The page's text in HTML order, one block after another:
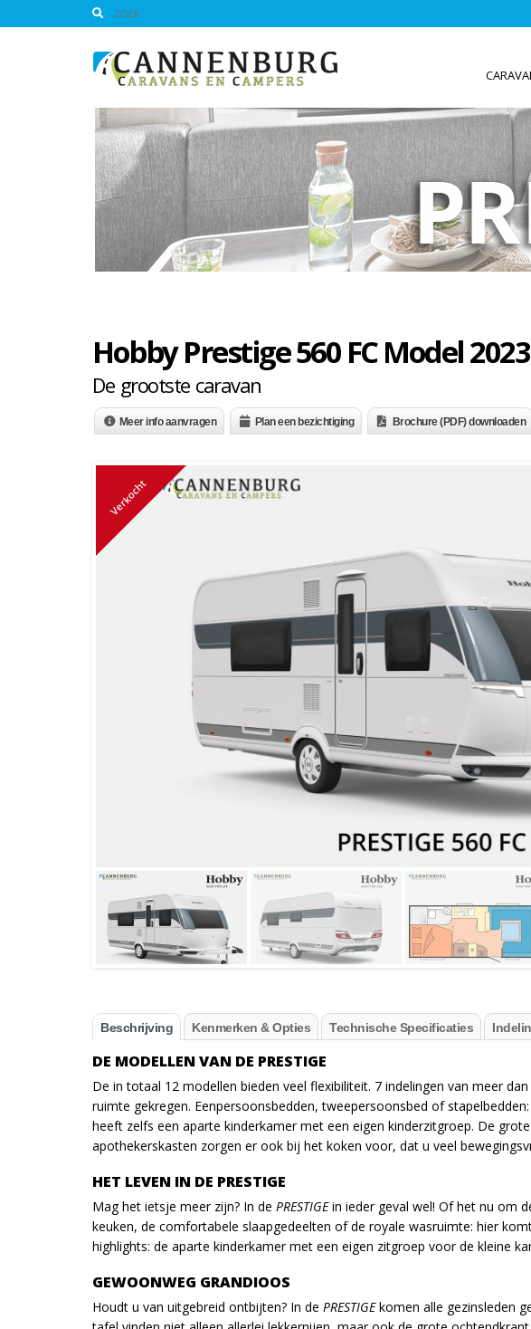
Hobby Prestige 560 FC Model 2023
De grootste caravan
Meer info aanvragen Plan een bezichtiging Brochure (PDF) downloaden
Verkocht
Beschrijving Kenmerken & Opties Technische Specificaties
DE MODELLEN VAN DE PRESTIGE
De in totaal 12 modellen bieden veel flexibiliteit. 7 indelingen van meer
ruimte gekregen. Eenpersoonsbedden, tweepersoonsbed of
heeft zelfs een aparte kinderkamer met een eigen kinderzitgroep. De
apothekerskasten zorgen er ook bij het koken voor, dat u veel
HET LEVEN IN DE PRESTIGE
Mag het ietsje meer zijn? In de PRESTIGEin ieder geval wel! Of het nu om
keuken, de comfortabele slaapgedeelten of de royale wasruimte: hier
highlights: de aparte kinderkamer met een eigen zitgroep voor de kleine
GEWOONWEG GRANDIOOS
Houdt u van uitgebreid ontbijten? In de PRESTIGEkomen alle gezinsleden